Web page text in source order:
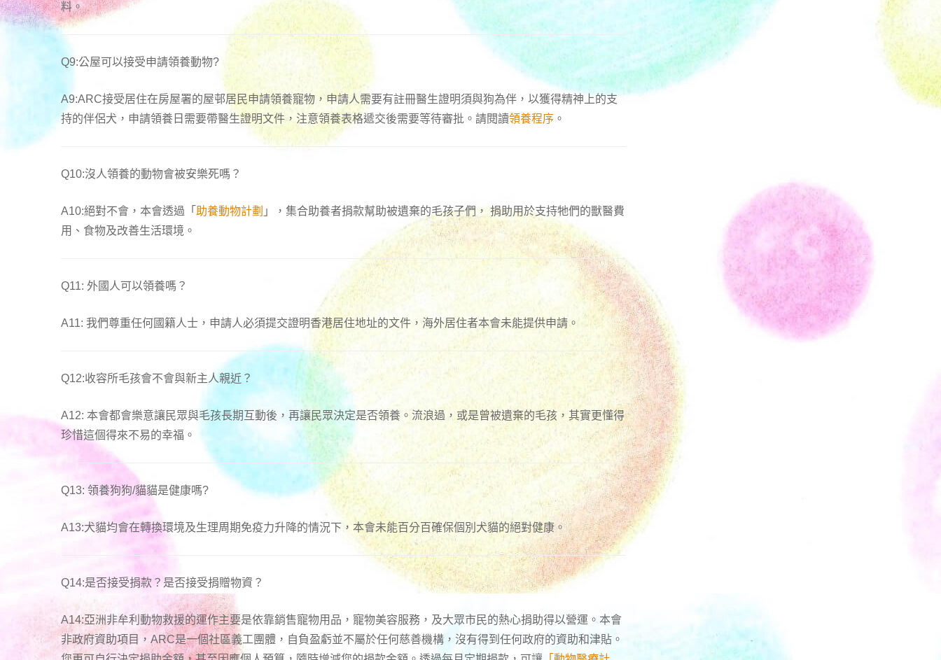
料。
Q9:公屋可以接受申請領養動物?
A9:ARC接受居住在房屋署的屋邨居民申請領養寵物，申請人需要有註冊醫生證明須與狗為伴，以獲得精神上的支
持的伴侶犬，申請領養日需要帶醫生證明文件，注意領養表格遞交後需要等待審批。請閱讀領養程序 。
Q10:沒人領養的動物會被安樂死嗎？
A10:絕對不會，本會透過「 助養動物計劃 」，集合助養者捐款幫助被遺棄的毛孩子們， 捐助用於支持牠們的獸醫費
用、食物及改善生活環境。
Q11: 外國人可以領養嗎？
A11: 我們尊重任何國籍人士，申請人必須提交證明香港居住地址的文件，海外居住者本會未能提供申請。
Q12:收容所毛孩會不會與新主人親近？
A12: 本會都會樂意讓民眾與毛孩長期互動後，再讓民眾決定是否領養。流浪過，或是曾被遺棄的毛孩，其實更懂得
珍惜這個得來不易的幸福。
Q13: 領養狗狗/貓貓是健康嗎?
A13:犬貓均會在轉換環境及生理周期免疫力升降的情況下，本會未能百分百確保個別犬貓的絕對健康。
Q14:是否接受捐款？是否接受捐贈物資？
A14:亞洲非牟利動物救援的運作主要是依靠銷售寵物用品，寵物美容服務，及大眾市民的熱心捐助得以營運。本會
非政府資助項目，ARC是一個社區義工團體，自負盈虧並不屬於任何慈善機構，沒有得到任何政府的資助和津貼。